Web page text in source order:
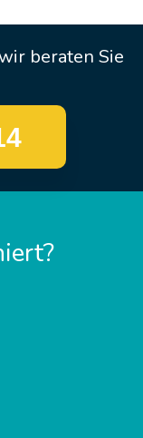
beraten Sie